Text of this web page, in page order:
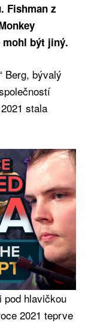
Fishman z
mohl být jiný.
Berg, bývalý
stala
pod hlavičkou
2021 teprve